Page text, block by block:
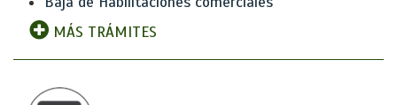
MÁS TRÁMITES